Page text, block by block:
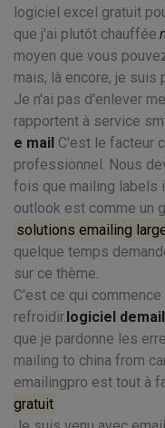
logiciel excel gratuit
que j'ai plutôt chauffée.
moyen que vous
mais, là encore, je suis
Je n'ai pas d'enlever
rapportent à service
e mail C'est le facteur
professionnel. Nous
fois que mailing labels
outlook est comme un
solutions emailing
quelque temps
sur ce thème.
C'est ce qui
refroidir.logiciel
que je pardonne les
mailing to china from
emailingpro est tout à
gratuit